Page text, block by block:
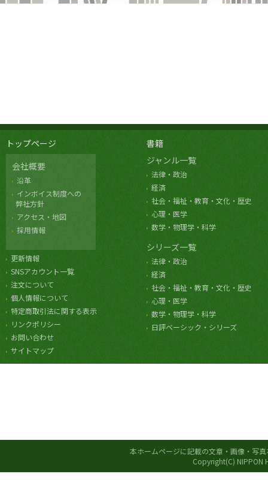
トップページ
会社概要
沿革
インボイス制度への
弊社方針
アクセス・地図
採用情報
更新情報
SNSアカウント一覧
注文について
個人情報について
特定商取引法に関する表示
リンクポリシー
お問い合わせ
サイトマップ
書籍
ジャンル一覧
法律・政治
経済
社会・福祉・教育・文化・歴史
心理・医学
数学・物理学・科学
シリーズ一覧
法律・政治
経済
社会・福祉・教育・文化・歴史
心理・医学
数学・物理学・科学
日評ベーシック・シリーズ
本ホームページに記載の文章・画像・写
Copyright(C) NIPPON